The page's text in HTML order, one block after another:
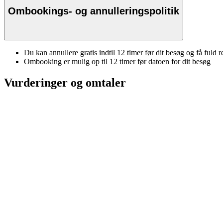
Ombookings- og annulleringspolitik
Du kan annullere gratis indtil 12 timer før dit besøg og få fuld
Ombooking er mulig op til 12 timer før datoen for dit besøg
Vurderinger og omtaler